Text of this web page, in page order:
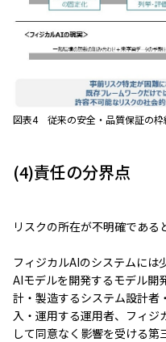
図表4 従来の安全・品質保証の枠
(4)責任の分界点
リスクの所在が不明確である
フィジカルAIのシステムには
AIモデルを開発するモデル開
計・製造するシステム設計者
入・運用する運用者、フィ
して同意なく影響を受ける第